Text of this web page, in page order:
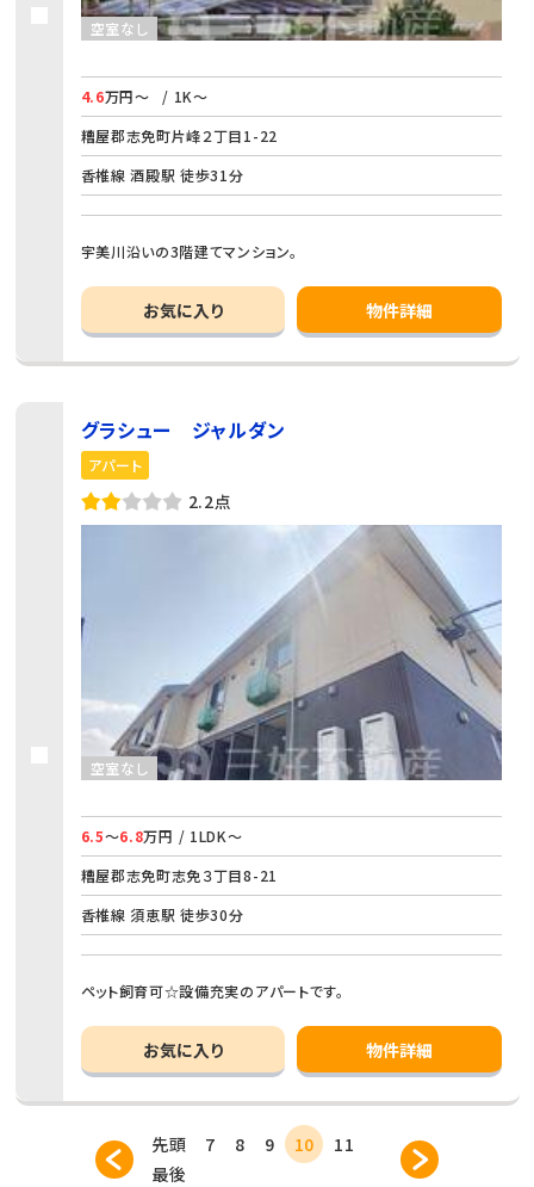
空室なし
4.6万円～
/ 1K～
糟屋郡志免町片峰２丁目1-22
香椎線 酒殿駅 徒歩31分
宇美川沿いの3階建てマンション。
お気に入り 物件詳細
グラシュー ジャルダン
アパート
2.2点
空室なし
6.5～6.8万円 / 1LDK～
糟屋郡志免町志免３丁目8-21
香椎線 須恵駅 徒歩30分
ペット飼育可☆設備充実のアパートです。
お気に入り 物件詳細
先頭 7 8 9 10
11
最後